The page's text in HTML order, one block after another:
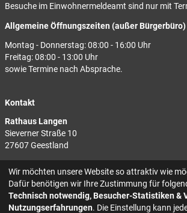
Besuche im Einwohnermeldeamt sind nur mit
Allgemeine Öffnungszeiten (außer Bürgerbüro)
Montag - Donnerstag: 08:00 - 16:00 Uhr
Freitag: 08:00 - 13:00 Uhr
sowie Termine nach Absprache.
Kontakt
Rathaus Langen
Sieverner Straße 10
27607 Geestland
Rathaus Bad Bederkesa
Am Markt 8
27624 Geestland
Wir möchten unsere Website so attraktiv wie
Dafür benötigen wir Ihre Zustimmung für
Technisch notwendig, Besucher-Statistiken &
Nutzungserfahrungen. Die Einstellung kann